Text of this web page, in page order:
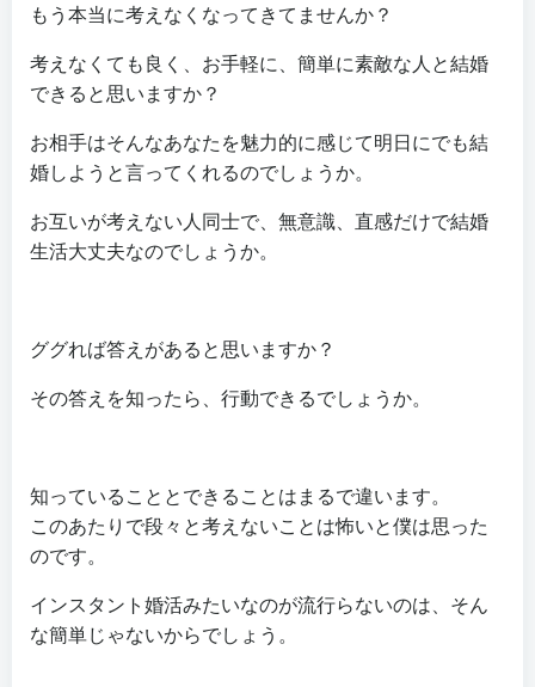
もう本当に考えなくなってきてませんか？
考えなくても良く、お手軽に、簡単に素敵な人と結婚
できると思いますか？
お相手はそんなあなたを魅力的に感じて明日にでも結
婚しようと言ってくれるのでしょうか。
お互いが考えない人同士で、無意識、直感だけで結婚
生活大丈夫なのでしょうか。
ググれば答えがあると思いますか？
その答えを知ったら、行動できるでしょうか。
知っていることとできることはまるで違います。
このあたりで段々と考えないことは怖いと僕は思った
のです。
インスタント婚活みたいなのが流行らないのは、そん
な簡単じゃないからでしょう。